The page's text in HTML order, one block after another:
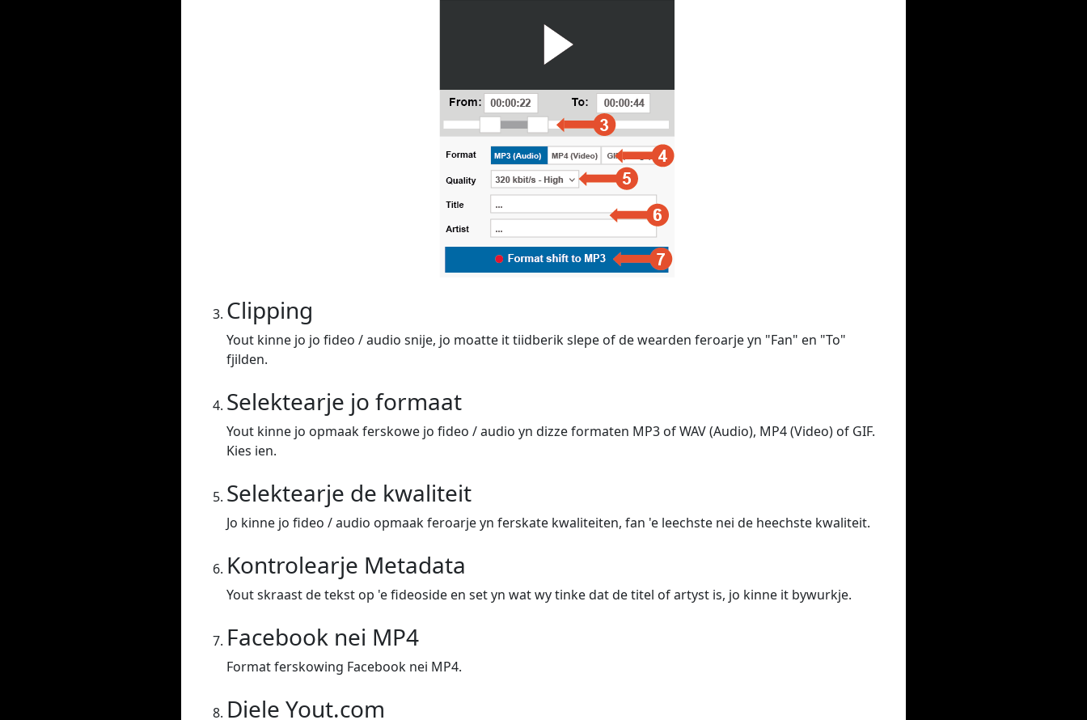
Clipping
Yout kinne jo jo fideo / audio snije, jo moatte it tiidberik slepe of de wearden feroarje yn "Fan" en "To"
fjilden.
Selektearje jo formaat
Yout kinne jo opmaak ferskowe jo fideo / audio yn dizze formaten MP3 of WAV (Audio), MP4 (Video) of GIF.
Kies ien.
Selektearje de kwaliteit
Jo kinne jo fideo / audio opmaak feroarje yn ferskate kwaliteiten, fan 'e leechste nei de heechste kwaliteit.
Kontrolearje Metadata
Yout skraast de tekst op 'e fideoside en set yn wat wy tinke dat de titel of artyst is, jo kinne it bywurkje.
Facebook nei MP4
Format ferskowing Facebook nei MP4.
Diele Yout.com